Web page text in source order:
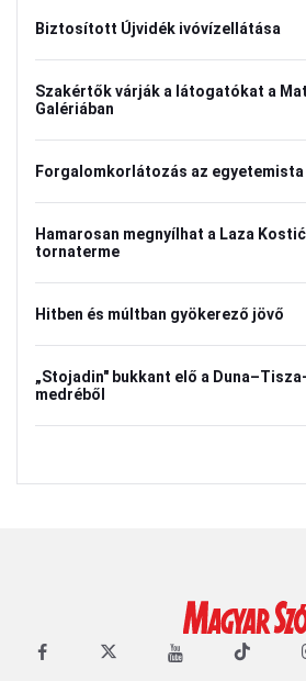
Biztosított Újvidék ivóvízellátása
Szakértők várják a látogatókat a
Galériában
Forgalomkorlátozás az
Hamarosan megnyílhat a Laza
tornaterme
Hitben és múltban gyökerező jövő
„Stojadin" bukkant elő a
medréből